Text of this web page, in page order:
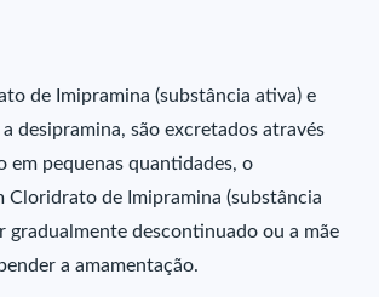
de Imipramina (substância ativa) e
desipramina, são excretados através
em pequenas quantidades, o
Cloridrato de Imipramina (substância
gradualmente descontinuado ou a mãe
a amamentação.